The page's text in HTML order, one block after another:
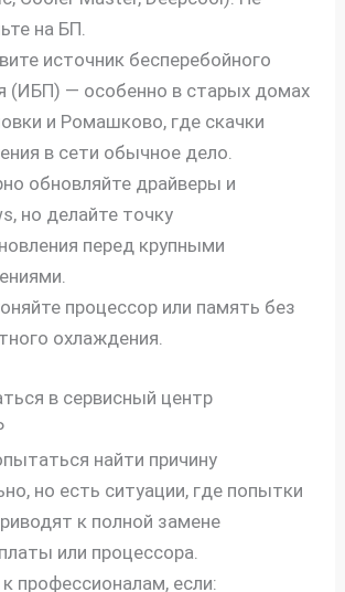
на БП.
источник бесперебойного
(ИБП) — особенно в старых домах
и Ромашково, где скачки
в сети обычное дело.
обновляйте драйверы и
но делайте точку
перед крупными
процессор или память без
охлаждения.
в сервисный центр
найти причину
но есть ситуации, где попытки
к полной замене
или процессора.
профессионалам, если: